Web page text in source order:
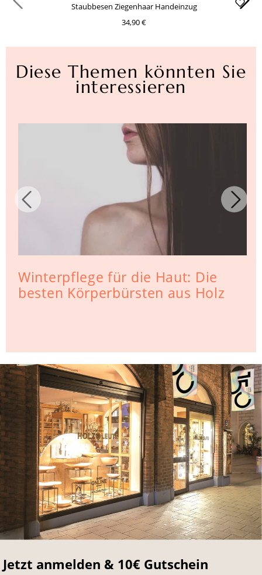
Staubbesen Ziegenhaar Handeinzug
34,90 €
Diese Themen könnten Sie
interessieren
Winterpflege für die Haut: Die
besten Körperbürsten aus Holz
Jetzt anmelden & 10€ Gutschein